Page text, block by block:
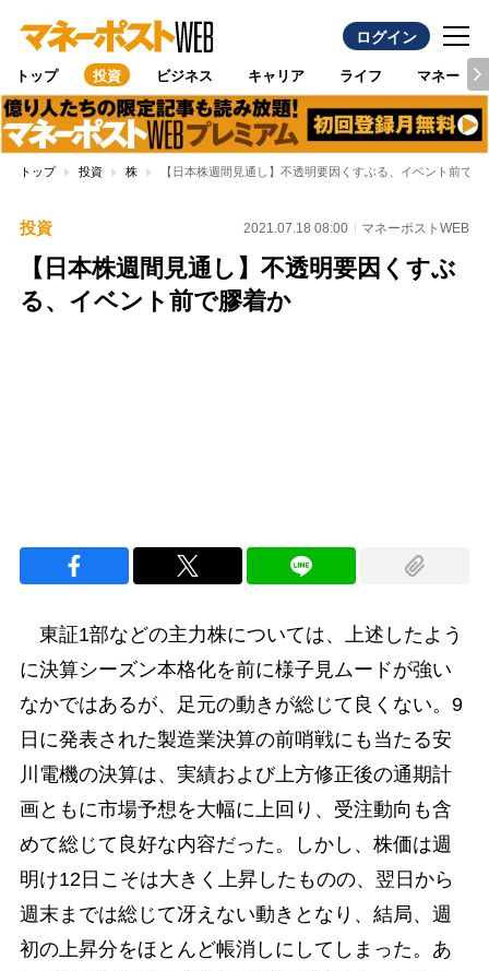
ログイン
トップ 投資 ビジネス キャリア ライフ マネー
トップ 投資 株 【日本株週間見通し】不透明要因くすぶる、イベント前で膠
投資 2021.07.18 08:00 マネーポストWEB
【日本株週間見通し】不透明要因くすぶ
る、イベント前で膠着か
東証1部などの主力株については、上述したよう
に決算シーズン本格化を前に様子見ムードが強い
なかではあるが、足元の動きが総じて良くない。9
日に発表された製造業決算の前哨戦にも当たる安
川電機の決算は、実績および上方修正後の通期計
画ともに市場予想を大幅に上回り、受注動向も含
めて総じて良好な内容だった。しかし、株価は週
明け12日こそは大きく上昇したものの、翌日から
週末までは総じて冴えない動きとなり、結局、週
初の上昇分をほとんど帳消しにしてしまった。あ